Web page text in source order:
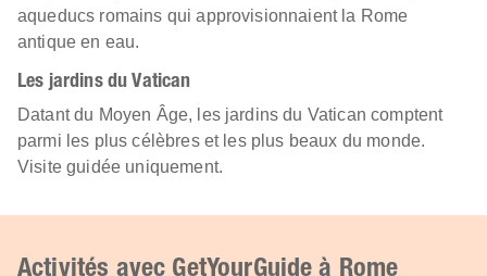
aqueducs romains qui approvisionnaient la Rome
antique en eau.
Les jardins du Vatican
Datant du Moyen Âge, les jardins du Vatican comptent
parmi les plus célèbres et les plus beaux du monde.
Visite guidée uniquement.
Activités avec GetYourGuide à Rome